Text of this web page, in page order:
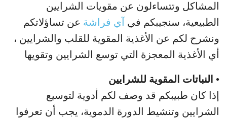
المشاكل وتتساءلون عن مقويات الشرايين
الطبيعية، سنجيبكم في آي فراشة عن تساؤلاتكم
ونشرح لكم عن الأغذية المقوية للقلب والشرايين ،
أي الأغذية المعجزة التي توسع الشرايين وتقويها
• النباتات المقوية للشرايين
إذا كان طبيبكم قد وصف لكم أدوية لتوسيع
الشرايين وتنشيط الدورة الدموية، يجب أن تعرفوا